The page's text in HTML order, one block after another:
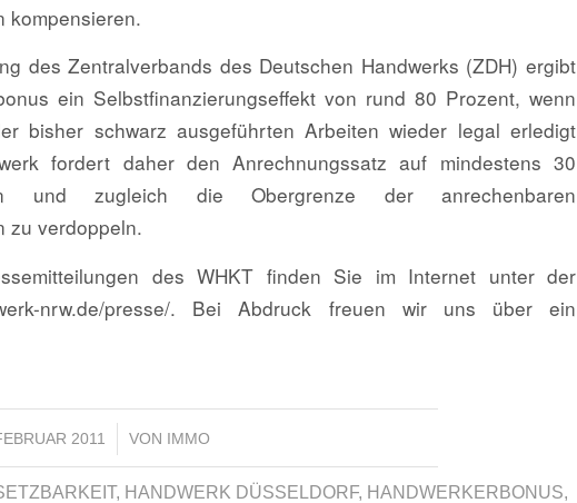
kompensieren.
des Zentralverbands des Deutschen Handwerks (ZDH) ergibt
ein Selbstfinanzierungseffekt von rund 80 Prozent, wenn
bisher schwarz ausgeführten Arbeiten wieder legal erledigt
fordert daher den Anrechnungssatz auf mindestens 30
und zugleich die Obergrenze der anrechenbaren
zu verdoppeln.
des WHKT finden Sie im Internet unter der
nrw.de/presse/. Bei Abdruck freuen wir uns über ein
2011
/ VON IMMO
, HANDWERK DÜSSELDORF, HANDWERKERBONUS,